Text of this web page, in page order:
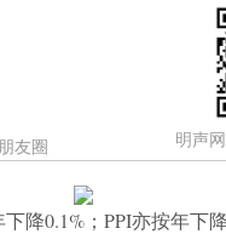
友圈 明声
降0.1%；PPI亦按年下